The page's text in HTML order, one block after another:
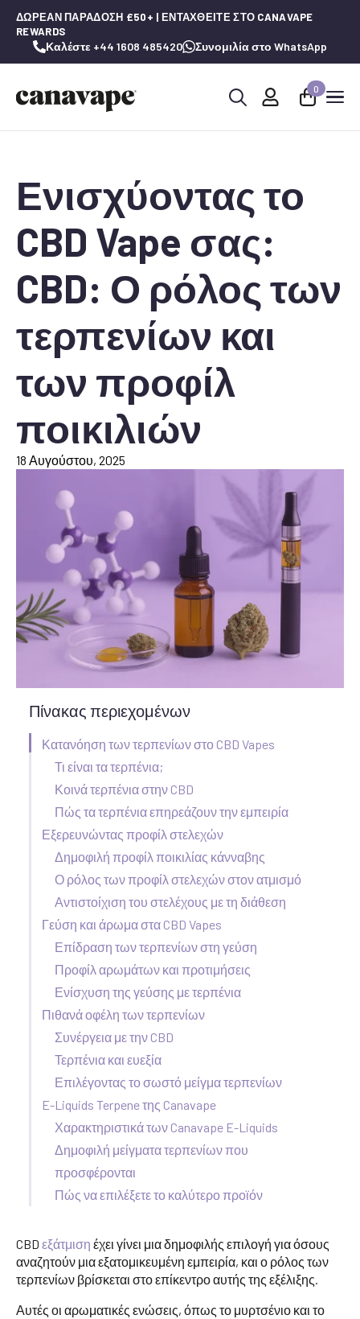
ΔΩΡΕΆΝ ΠΑΡΆΔΟΣΗ £50+ | ΕΝΤΑΧΘΕΊΤΕ ΣΤΟ CANAVAPE
REWARDS
Καλέστε +44 1608 485420 Συνομιλία στο WhatsApp
0
Ενισχύοντας το
CBD Vape σας:
CBD: Ο ρόλος των
τερπενίων και
των προφίλ
ποικιλιών
18 Αυγούστου, 2025
Πίνακας περιεχομένων
Κατανόηση των τερπενίων στο CBD Vapes
Τι είναι τα τερπένια;
Κοινά τερπένια στην CBD
Πώς τα τερπένια επηρεάζουν την εμπειρία
Εξερευνώντας προφίλ στελεχών
Δημοφιλή προφίλ ποικιλίας κάνναβης
Ο ρόλος των προφίλ στελεχών στον ατμισμό
Αντιστοίχιση του στελέχους με τη διάθεση
Γεύση και άρωμα στα CBD Vapes
Επίδραση των τερπενίων στη γεύση
Προφίλ αρωμάτων και προτιμήσεις
Ενίσχυση της γεύσης με τερπένια
Πιθανά οφέλη των τερπενίων
Συνέργεια με την CBD
Τερπένια και ευεξία
Επιλέγοντας το σωστό μείγμα τερπενίων
E-Liquids Terpene της Canavape
Χαρακτηριστικά των Canavape E-Liquids
Δημοφιλή μείγματα τερπενίων που
προσφέρονται
Πώς να επιλέξετε το καλύτερο προϊόν
CBD εξάτμιση έχει γίνει μια δημοφιλής επιλογή για όσους
αναζητούν μια εξατομικευμένη εμπειρία, και ο ρόλος των
τερπενίων βρίσκεται στο επίκεντρο αυτής της εξέλιξης.
Αυτές οι αρωματικές ενώσεις, όπως το μυρτσένιο και το